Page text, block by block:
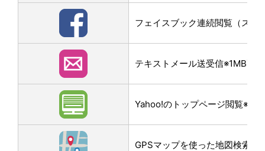
フェイスブック連続閲覧（スク
テキストメール送受信※1MB画
Yahoo!のトップページ閲覧
GPSマップを使った地図検索な